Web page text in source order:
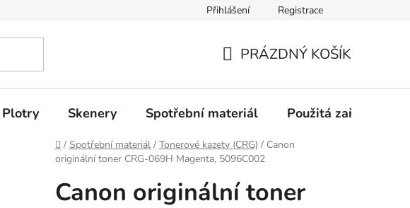
Aktuality Ochrana osobních údajů
Přihlášení Registrace
KOŠÍK
PRÁZDNÝ KOŠÍK
Plotry Skenery Spotřební materiál Použitá zařízení
Domů
/ Spotřební materiál / Tonerové kazety (CRG) / Canon
originální toner CRG-069H Magenta, 5096C002
Canon originální toner